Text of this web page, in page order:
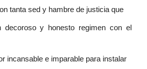
tanta sed y hambre de justicia que
decoroso y honesto regimen con el
incansable e imparable para instalar